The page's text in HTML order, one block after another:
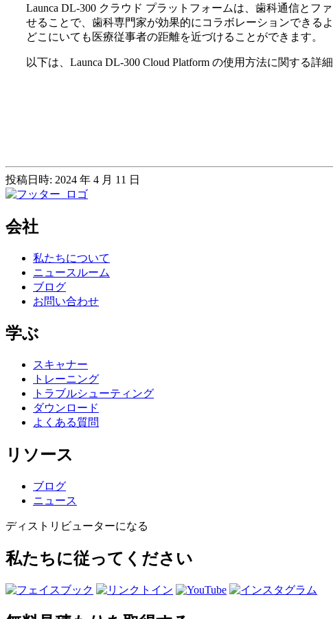
Launca DL-300 クラウド プラットフォームは、歯科通信と
せることで、歯科専門家が効果的にコラボレーションできる
どこにいても医療従事者の距離を近づけることができます。
以下は、Launca DL-300 Cloud Platform の使用方法に関する
投稿日時: 2024 年 4 月 11 日
会社
私たちについて
ニュースルーム
ブログ
お問い合わせ
学ぶ
スキャナー
トレーニング
トラブルシューティング
ダウンロード
よくある質問
リソース
ブログ
ニュース
ディストリビューターになる
私たちに従ってください